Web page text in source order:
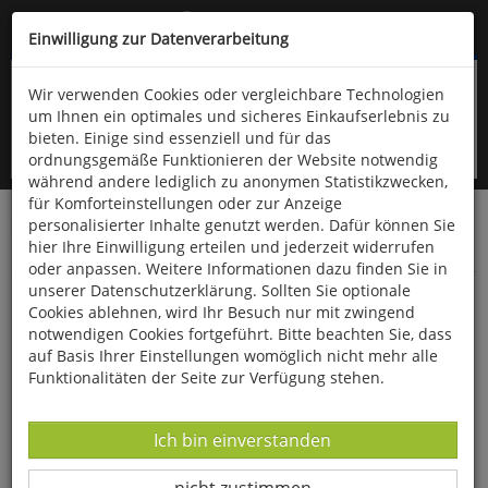
Kompletten Head der Seite überspringen
oder (06766) 9323-960
Startseite Bücher Downloads
Zeitschriften
Der Falke
Ornithologische Highlights auf Island
Einwilligung zur Datenverarbeitung
Wir verwenden Cookies oder vergleichbare Technologien
um Ihnen ein optimales und sicheres Einkaufserlebnis zu
bieten. Einige sind essenziell und für das
ordnungsgemäße Funktionieren der Website notwendig
während andere lediglich zu anonymen Statistikzwecken,
für Komforteinstellungen oder zur Anzeige
personalisierter Inhalte genutzt werden. Dafür können Sie
hier Ihre Einwilligung erteilen und jederzeit widerrufen
oder anpassen. Weitere Informationen dazu finden Sie in
unserer Datenschutzerklärung. Sollten Sie optionale
Cookies ablehnen, wird Ihr Besuch nur mit zwingend
notwendigen Cookies fortgeführt. Bitte beachten Sie, dass
auf Basis Ihrer Einstellungen womöglich nicht mehr alle
Funktionalitäten der Seite zur Verfügung stehen.
Datenverarbeitung -
Ich bin einverstanden